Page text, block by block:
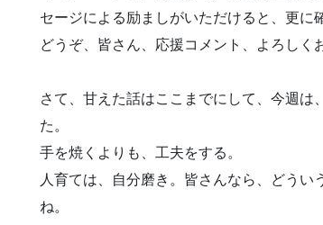
セージによる励ましがいただけると、更に
どうぞ、皆さん、応援コメント、よろしく
さて、甘えた話はここまでにして、今週
た。
手を焼くよりも、工夫をする。
人育ては、自分磨き。皆さんなら、どう
ね。